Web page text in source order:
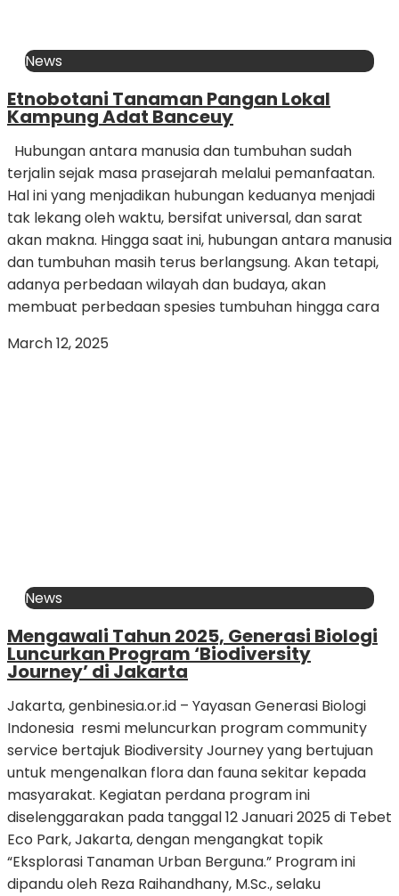
News
Etnobotani Tanaman Pangan Lokal
Kampung Adat Banceuy
Hubungan antara manusia dan tumbuhan sudah
terjalin sejak masa prasejarah melalui pemanfaatan.
Hal ini yang menjadikan hubungan keduanya menjadi
tak lekang oleh waktu, bersifat universal, dan sarat
akan makna. Hingga saat ini, hubungan antara manusia
dan tumbuhan masih terus berlangsung. Akan tetapi,
adanya perbedaan wilayah dan budaya, akan
membuat perbedaan spesies tumbuhan hingga cara
March 12, 2025
News
Mengawali Tahun 2025, Generasi Biologi
Luncurkan Program ‘Biodiversity
Journey’ di Jakarta
Jakarta, genbinesia.or.id – Yayasan Generasi Biologi
Indonesia resmi meluncurkan program community
service bertajuk Biodiversity Journey yang bertujuan
untuk mengenalkan flora dan fauna sekitar kepada
masyarakat. Kegiatan perdana program ini
diselenggarakan pada tanggal 12 Januari 2025 di Tebet
Eco Park, Jakarta, dengan mengangkat topik
“Eksplorasi Tanaman Urban Berguna.” Program ini
dipandu oleh Reza Raihandhany, M.Sc., selaku